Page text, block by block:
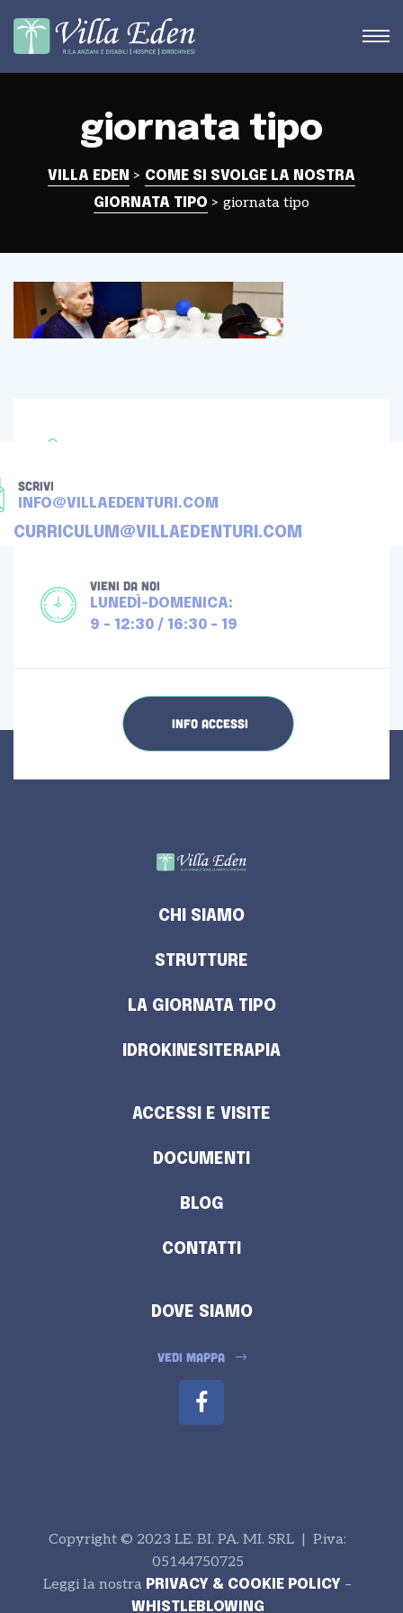
giornata tipo
VILLA EDEN > COME SI SVOLGE LA NOSTRA
GIORNATA TIPO > giornata tipo
SCRIVI
INFO@VILLAEDENTURI.COM
CURRICULUM@VILLAEDENTURI.COM
VIENI DA NOI
LUNEDÌ-DOMENICA:
9 - 12:30 / 16:30 - 19
INFO ACCESSI
CHI SIAMO
STRUTTURE
LA GIORNATA TIPO
IDROKINESITERAPIA
ACCESSI E VISITE
DOCUMENTI
BLOG
CONTATTI
DOVE SIAMO
VEDI MAPPA
Copyright © 2023 LE. BI. PA. MI. SRL | P.iva:
05144750725
Leggi la nostra PRIVACY & COOKIE POLICY –
WHISTLEBLOWING